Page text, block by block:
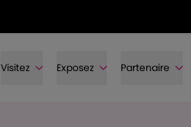
Visitez Exposez Partenaire